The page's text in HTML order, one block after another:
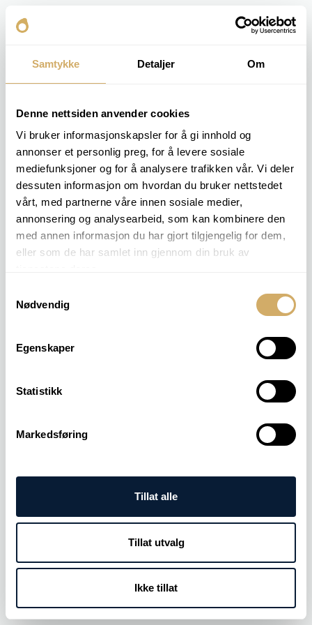
Samtykke Detaljer Om
Denne nettsiden anvender cookies
Vi bruker informasjonskapsler for å gi innhold og
annonser et personlig preg, for å levere sosiale
mediefunksjoner og for å analysere trafikken vår. Vi deler
dessuten informasjon om hvordan du bruker nettstedet
vårt, med partnerne våre innen sosiale medier,
annonsering og analysearbeid, som kan kombinere den
med annen informasjon du har gjort tilgjengelig for dem,
eller som de har samlet inn gjennom din bruk av
Nødvendig
Egenskaper
Statistikk
Markedsføring
Tillat alle
Tillat utvalg
Ikke tillat